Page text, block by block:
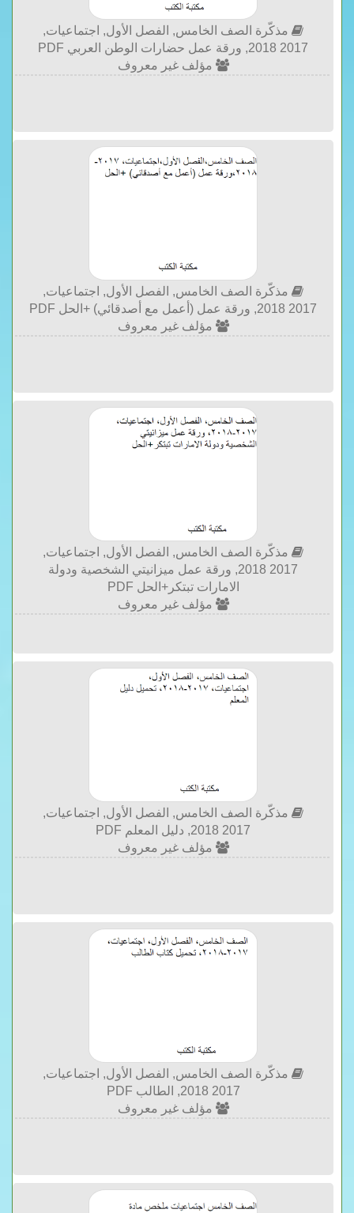
مذكّرة الصف الخامس, الفصل الأول, اجتماعيات,
2017 2018, ورقة عمل حضارات الوطن العربي PDF
مؤلف غير معروف
مذكّرة الصف الخامس, الفصل الأول, اجتماعيات,
2017 2018, ورقة عمل (أعمل مع أصدقائي) +الحل PDF
مؤلف غير معروف
مذكّرة الصف الخامس, الفصل الأول, اجتماعيات,
2017 2018, ورقة عمل ميزانيتي الشخصية ودولة
الامارات تبتكر+الحل PDF
مؤلف غير معروف
مذكّرة الصف الخامس, الفصل الأول, اجتماعيات,
2017 2018, دليل المعلم PDF
مؤلف غير معروف
مذكّرة الصف الخامس, الفصل الأول, اجتماعيات,
2017 2018, الطالب PDF
مؤلف غير معروف